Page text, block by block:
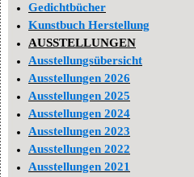
Gedichtbücher
Kunstbuch Herstellung
AUSSTELLUNGEN
Ausstellungsübersicht
Ausstellungen 2026
Ausstellungen 2025
Ausstellungen 2024
Ausstellungen 2023
Ausstellungen 2022
Ausstellungen 2021